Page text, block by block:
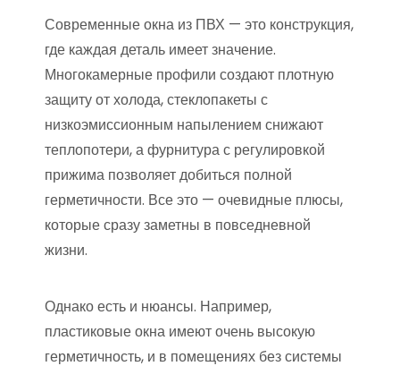
Современные окна из ПВХ — это конструкция,
где каждая деталь имеет значение.
Многокамерные профили создают плотную
защиту от холода, стеклопакеты с
низкоэмиссионным напылением снижают
теплопотери, а фурнитура с регулировкой
прижима позволяет добиться полной
герметичности. Все это — очевидные плюсы,
которые сразу заметны в повседневной
жизни.
Однако есть и нюансы. Например,
пластиковые окна имеют очень высокую
герметичность, и в помещениях без системы